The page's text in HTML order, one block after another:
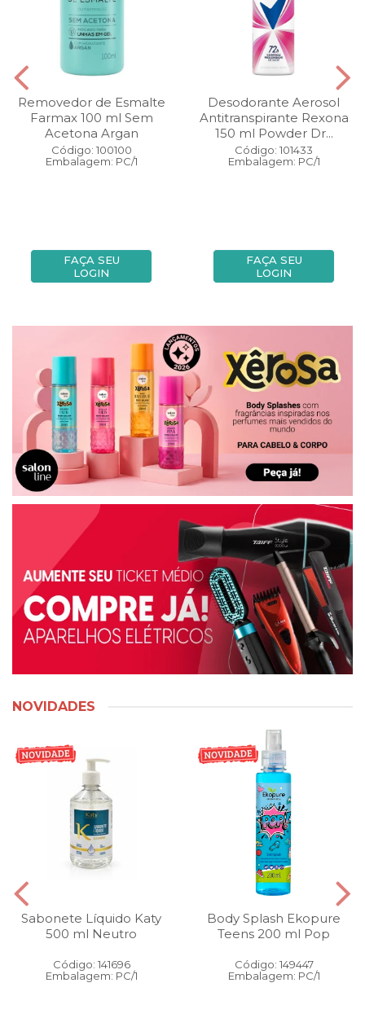
Removedor de Esmalte
Farmax 100 ml Sem
Acetona Argan
Código: 100100
Embalagem: PC/1
FAÇA SEU
LOGIN
Desodorante Aerosol
Antitranspirante Rexona
150 ml Powder Dr...
Código: 101433
Embalagem: PC/1
FAÇA SEU
LOGIN
NOVIDADES
Sabonete Líquido Katy
500 ml Neutro
Código: 141696
Embalagem: PC/1
Body Splash Ekopure
Teens 200 ml Pop
Código: 149447
Embalagem: PC/1